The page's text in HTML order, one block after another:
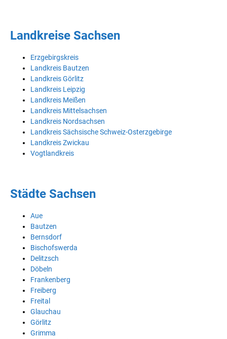
Landkreise Sachsen
Erzgebirgskreis
Landkreis Bautzen
Landkreis Görlitz
Landkreis Leipzig
Landkreis Meißen
Landkreis Mittelsachsen
Landkreis Nordsachsen
Landkreis Sächsische Schweiz-Osterzgebirge
Landkreis Zwickau
Vogtlandkreis
Städte Sachsen
Aue
Bautzen
Bernsdorf
Bischofswerda
Delitzsch
Döbeln
Frankenberg
Freiberg
Freital
Glauchau
Görlitz
Grimma